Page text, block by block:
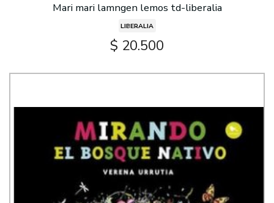
Mari mari lamngen lemos td-liberalia
LIBERALIA
$ 20.500